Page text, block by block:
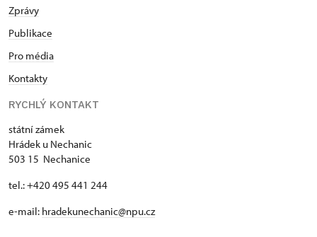
Zprávy
Publikace
Pro média
Kontakty
RYCHLÝ KONTAKT
státní zámek
Hrádek u Nechanic
503 15 Nechanice
tel.: +420 495 441 244
e-mail: hradekunechanic@npu.cz